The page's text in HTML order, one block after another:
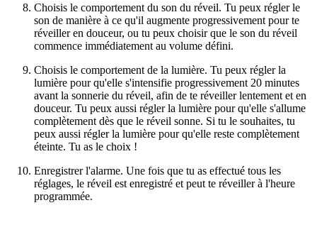
Choisis le comportement du son du réveil. Tu peux régler le
son de manière à ce qu'il augmente progressivement pour te
réveiller en douceur, ou tu peux choisir que le son du réveil
commence immédiatement au volume défini.
Choisis le comportement de la lumière. Tu peux régler la
lumière pour qu'elle s'intensifie progressivement 20 minutes
avant la sonnerie du réveil, afin de te réveiller lentement et en
douceur. Tu peux aussi régler la lumière pour qu'elle s'allume
complètement dès que le réveil sonne. Si tu le souhaites, tu
peux aussi régler la lumière pour qu'elle reste complètement
éteinte. Tu as le choix !
Enregistrer l'alarme. Une fois que tu as effectué tous les
réglages, le réveil est enregistré et peut te réveiller à l'heure
programmée.